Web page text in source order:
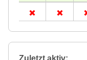
Zuletzt aktiv: